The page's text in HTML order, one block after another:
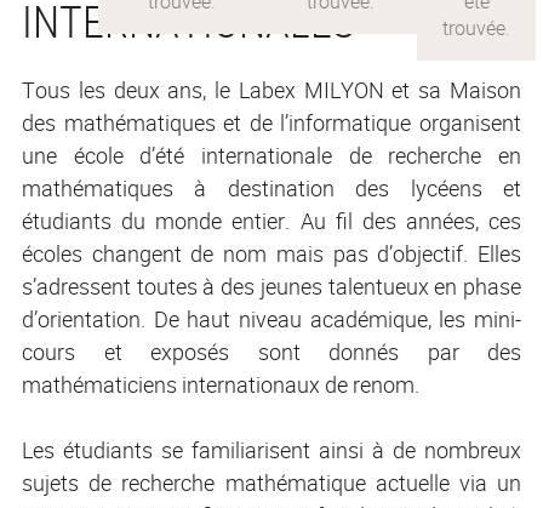
INTERNATIONALES
Tous les deux ans, le Labex MILYON et sa Maison
des mathématiques et de l’informatique organisent
une école d’été internationale de recherche en
mathématiques à destination des lycéens et
étudiants du monde entier. Au fil des années, ces
écoles changent de nom mais pas d’objectif. Elles
s’adressent toutes à des jeunes talentueux en phase
d’orientation. De haut niveau académique, les mini-
cours et exposés sont donnés par des
mathématiciens internationaux de renom.
Les étudiants se familiarisent ainsi à de nombreux
sujets de recherche mathématique actuelle via un